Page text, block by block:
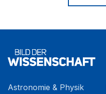
Astronomie & Physik